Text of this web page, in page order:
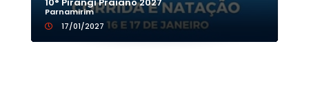
Parnamirim
17/01/2027